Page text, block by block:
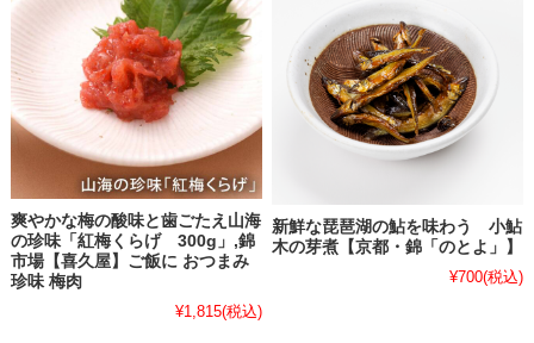
爽やかな梅の酸味と歯ごたえ山海
の珍味「紅梅くらげ 300g」,錦
市場【喜久屋】ご飯に おつまみ
珍味 梅肉
¥1,815(税込)
新鮮な琵琶湖の鮎を味わう 小鮎
木の芽煮【京都・錦「のとよ」】
¥700(税込)